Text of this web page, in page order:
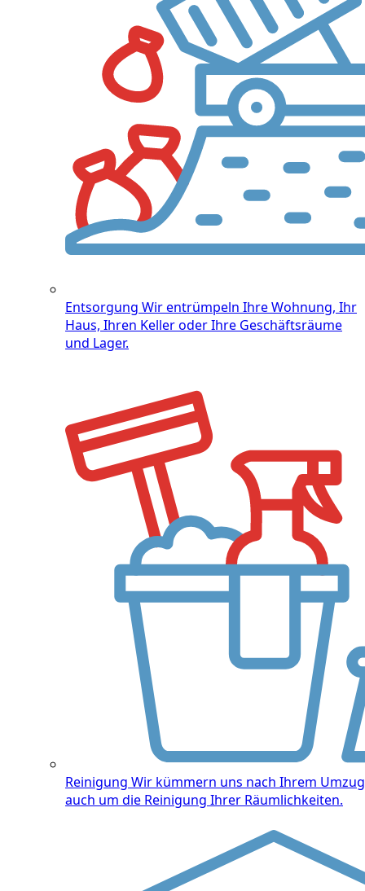
Entsorgung Wir entrümpeln Ihre Wohnung, Ihr
Haus, Ihren Keller oder Ihre Geschäftsräume
und Lager.
Reinigung Wir kümmern uns nach Ihrem Umzug
auch um die Reinigung Ihrer Räumlichkeiten.